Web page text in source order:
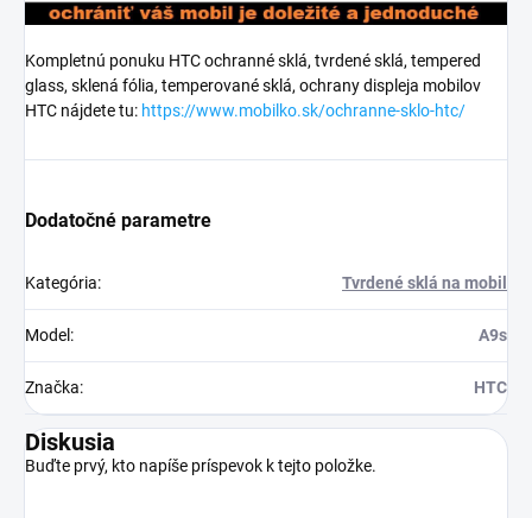
Kompletnú ponuku HTC ochranné sklá, tvrdené sklá, tempered
glass, sklená fólia, temperované sklá, ochrany displeja mobilov
HTC nájdete tu: https://www.mobilko.sk/ochranne-sklo-htc/
Dodatočné parametre
Kategória: Tvrdené sklá na mobil
Model : A9s
Značka: HTC
Diskusia
Buďte prvý, kto napíše príspevok k tejto položke.